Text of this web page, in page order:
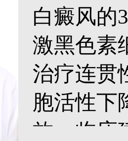
白癜风的
激黑色素
治疗连贯
胞活性下
效。临床